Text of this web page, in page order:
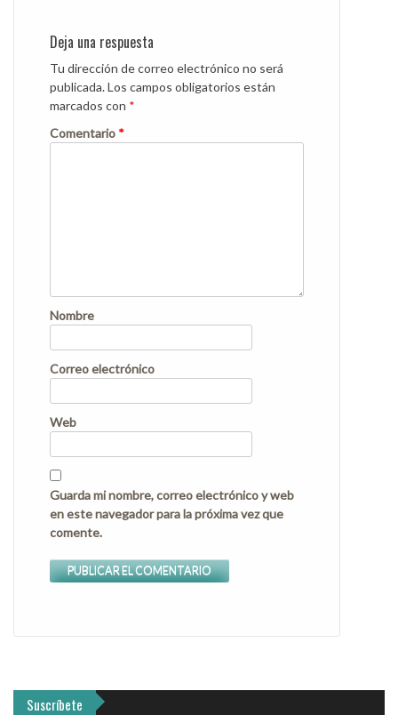
Deja una respuesta
Tu dirección de correo electrónico no será
publicada.Los campos obligatorios están
marcados con *
Comentario *
Nombre
Correo electrónico
Web
Guarda mi nombre, correo electrónico y web
en este navegador para la próxima vez que
comente.
Suscríbete